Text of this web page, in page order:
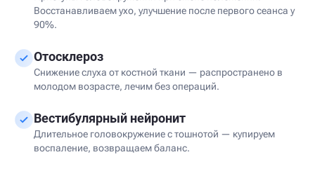
Восстанавливаем ухо, улучшение после первого сеанса у
90%.
Отосклероз
Снижение слуха от костной ткани — распространено в
молодом возрасте, лечим без операций.
Вестибулярный нейронит
Длительное головокружение с тошнотой — купируем
воспаление, возвращаем баланс.